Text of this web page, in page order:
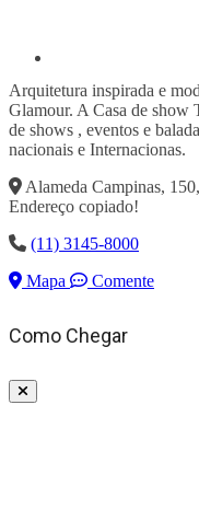
Arquitetura inspirada e
Glamour. A Casa de show
de shows , eventos e
nacionais e Internacionas.
Alameda Campinas,
Endereço copiado!
(11) 3145-8000
Mapa
Comente
Como Chegar